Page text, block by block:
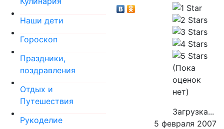
Наши дети
Гороскоп
Праздники,
поздравления
Отдых и
Путешествия
Рукоделие
(Пока
оценок
нет)
Загрузка...
5 февраля 2007